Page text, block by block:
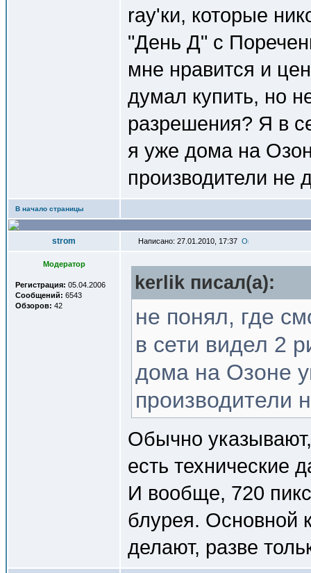
ray'ки, которые
"День Д" с
мне нравится и
думал купить, но
разрешения? Я в
я уже дома на
производители не
В начало страницы
strom Написано: 27.01.2010, 17:37
Модератор
Регистрация: 05.04.2006
Сообщений: 6543
Обзоров: 42
kerlik писал(a):
не понял, где
в сети видел 2
дома на Озоне
производители
Обычно
есть технические
И вообще, 720
блурея. Основной
делают, разве